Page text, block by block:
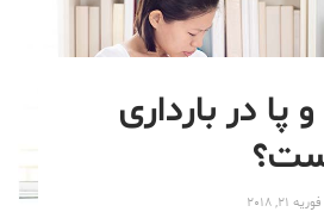
در بارداری
فوریه 21, 2018